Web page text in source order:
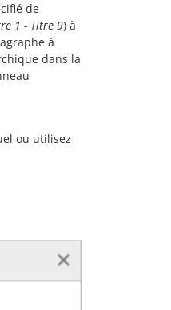
de
1 - Titre 9) à
à
dans la
ou utilisez